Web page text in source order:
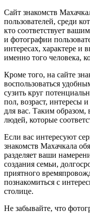
Сайт знакомств
пользователей, среди
кто соответствует
и фотографии
интересах, характере
именно того человека,
Кроме того, на сайте
воспользоваться
сузить круг
пол, возраст, интересы
для вас. Таким образом,
людей, которые
Если вас интересуют
знакомств Махачкала
разделяет ваши
создания семьи,
приятного
познакомиться с
столице.
Не забывайте, что